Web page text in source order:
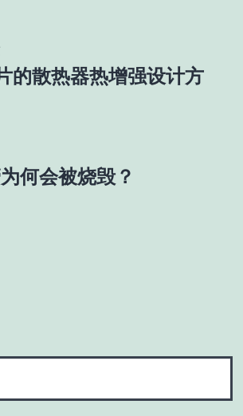
的散热器热增强设计方
何会被烧毁？